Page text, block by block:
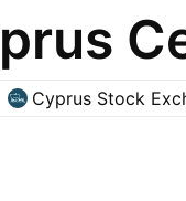
Cyprus Stock